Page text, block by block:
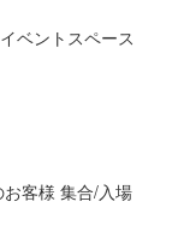
ベントスペース
客様 集合/入場